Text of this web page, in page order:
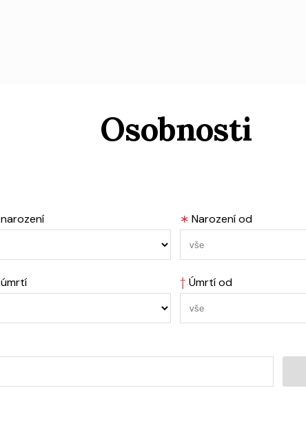
Osobnosti
∗ Narození od
† Úmrtí od